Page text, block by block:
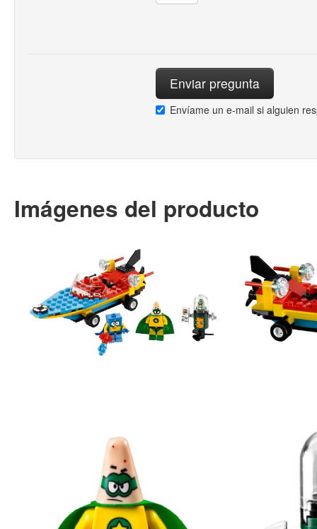
Envíame un e-mail si alguien
Imágenes del producto